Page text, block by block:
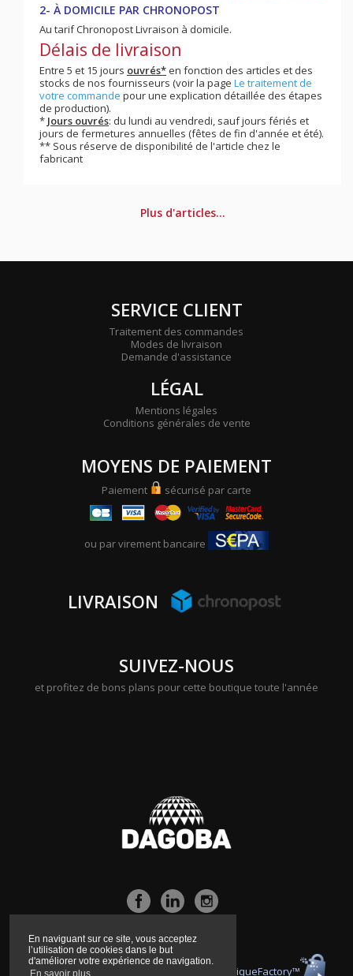
En naviguant sur ce site, vous acceptez
l’utilisation de cookies dans le but
d'améliorer votre expérience de navigation.
En savoir plus
2- À DOMICILE PAR CHRONOPOST
Au tarif Chronopost Livraison à domicile.
Délais de livraison
Entre 5 et 15 jours ouvrés*en fonction des articles et des
stocks de nos fournisseurs (voir la page Le traitement de
votre commande pour une explication détaillée des étapes
de production).
* Jours ouvrés: du lundi au vendredi, sauf jours fériés et
jours de fermetures annuelles (fêtes de fin d'année et été).
** Sous réserve de disponibilité de l'article chez le
fabricant
Plus d'articles...
SERVICE CLIENT
Traitement des commandes
Modes de livraison
Demande d'assistance
LÉGAL
Mentions légales
Conditions générales de vente
MOYENS DE PAIEMENT
Paiement sécurisé par carte
ou par virement bancaire
LIVRAISON
SUIVEZ-NOUS
et profitez de bons plans pour cette boutique toute l'année
Boutique propulsée par la technologie BoutiqueFactory™